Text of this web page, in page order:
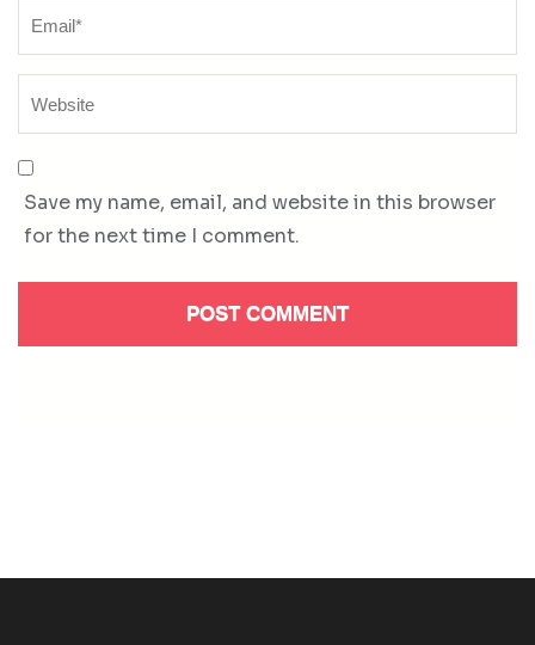
Save my name, email, and website in this browser
for the next time I comment.